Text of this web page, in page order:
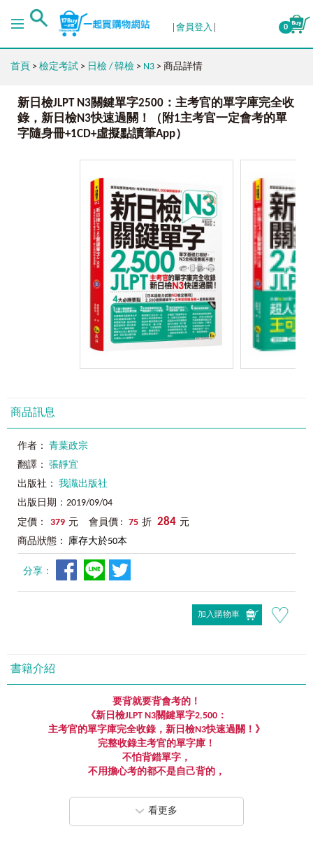
會員登入 0
首頁 > 檢定考試 > 日檢 / 韓檢 > N3 > 商品詳情
新日檢JLPT N3關鍵單字2500：主考官的單字庫完全收
錄，新日檢N3快速過關！（附1主考官一定會考的單
字隨身冊+1CD+虛擬點讀筆App）
商品訊息
作者： 青葉政宗
翻譯： 張靜宜
出版社： 我識出版社
出版日期：2019/09/04
定價：
379 元 會員價 : 75 折 284 元
商品狀態： 庫存大於50本
分享：
加入購物車
書籍介紹
要背就要背會考的！
《新日檢JLPT N3關鍵單字2,500 ：
主考官的單字庫完全收錄，新日檢N3快速過關！》
完整收錄主考官的單字庫！
不怕背錯單字，
不用擔心考的都不是自己背的，
就是要給你高效率！高命中率！高報酬率！
再加上其他單字書沒有的各式學習功能：
電腦+人腦嚴選、擬真試題、前尋後找、虛擬點讀筆App……
看更多